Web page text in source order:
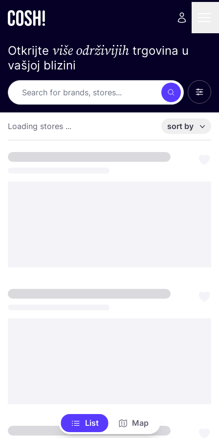
Otkrijte više održivijih trgovina u
vašjoj blizini
Search
Loading stores ... sort by
List Map